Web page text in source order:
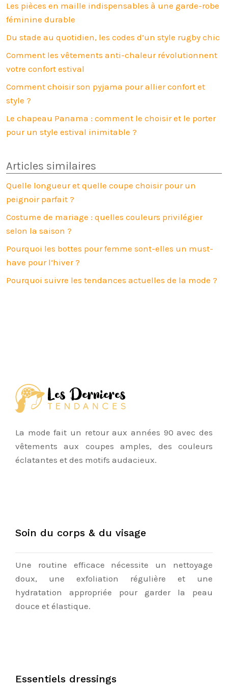
Les pièces en maille indispensables à une garde-robe
féminine durable
Du stade au quotidien, les codes d’un style rugby chic
Comment les vêtements anti-chaleur révolutionnent
votre confort estival
Comment choisir son pyjama pour allier confort et
style ?
Le chapeau Panama : comment le choisir et le porter
pour un style estival inimitable ?
Articles similaires
Quelle longueur et quelle coupe choisir pour un
peignoir parfait ?
Costume de mariage : quelles couleurs privilégier
selon la saison ?
Pourquoi les bottes pour femme sont-elles un must-
have pour l’hiver ?
Pourquoi suivre les tendances actuelles de la mode ?
La mode fait un retour aux années 90 avec des
vêtements aux coupes amples, des couleurs
éclatantes et des motifs audacieux.
Soin du corps & du visage
Une routine efficace nécessite un nettoyage
doux, une exfoliation régulière et une
hydratation appropriée pour garder la peau
douce et élastique.
Essentiels dressings